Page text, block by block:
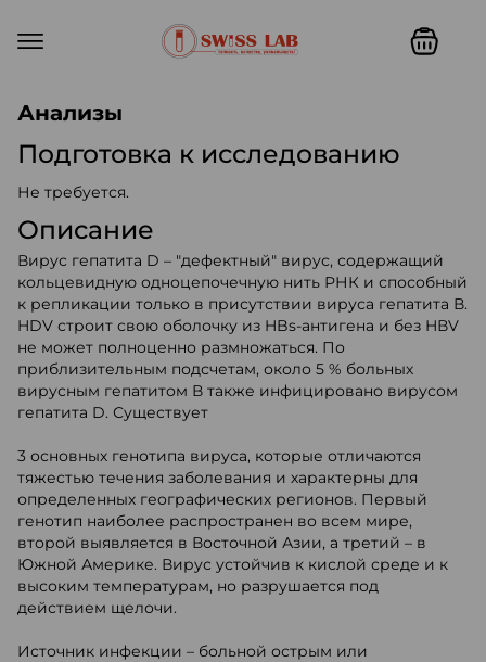
Анализы
Подготовка к исследованию
Не требуется.
Описание
Вирус гепатита D – "дефектный" вирус, содержащий
кольцевидную одноцепочечную нить РНК и способный
к репликации только в присутствии вируса гепатита В.
HDV строит свою оболочку из HBs-антигена и без HВV
не может полноценно размножаться. По
приблизительным подсчетам, около 5 % больных
вирусным гепатитом В также инфицировано вирусом
гепатита D. Существует
3 основных генотипа вируса, которые отличаются
тяжестью течения заболевания и характерны для
определенных географических регионов. Первый
генотип наиболее распространен во всем мире,
второй выявляется в Восточной Азии, а третий – в
Южной Америке. Вирус устойчив к кислой среде и к
высоким температурам, но разрушается под
действием щелочи.
Источник инфекции – больной острым или